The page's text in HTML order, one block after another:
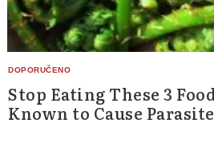
Stop Eating These 3
Known to Cause